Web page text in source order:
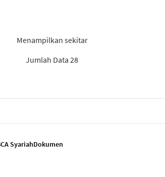
Menampilkan sekitar
Jumlah Data 28
SyariahDokumen